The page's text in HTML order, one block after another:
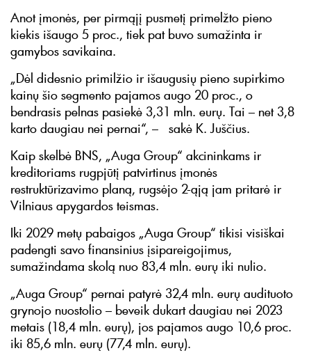
Anot įmonės, per pirmąjį pusmetį primelžto pieno
kiekis išaugo 5 proc., tiek pat buvo sumažinta ir
gamybos savikaina.
„Dėl didesnio primilžio ir išaugusių pieno supirkimo
kainų šio segmento pajamos augo 20 proc., o
bendrasis pelnas pasiekė 3,31 mln. eurų. Tai – net 3,8
karto daugiau nei pernai“, – sakė K. Juščius.
Kaip skelbė BNS, „Auga Group“ akcininkams ir
kreditoriams rugpjūtį patvirtinus įmonės
restruktūrizavimo planą, rugsėjo 2-ąją jam pritarė ir
Vilniaus apygardos teismas.
Iki 2029 metų pabaigos „Auga Group“ tikisi visiškai
padengti savo finansinius įsipareigojimus,
sumažindama skolą nuo 83,4 mln. eurų iki nulio.
„Auga Group“ pernai patyrė 32,4 mln. eurų audituoto
grynojo nuostolio – beveik dukart daugiau nei 2023
metais (18,4 mln. eurų), jos pajamos augo 10,6 proc.
iki 85,6 mln. eurų (77,4 mln. eurų).